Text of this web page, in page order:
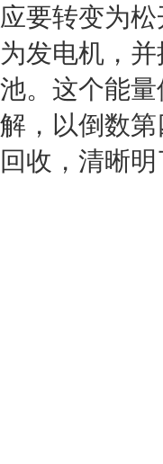
应要转变为
为发电机，
池。这个能
解，以倒数
回收，清晰明